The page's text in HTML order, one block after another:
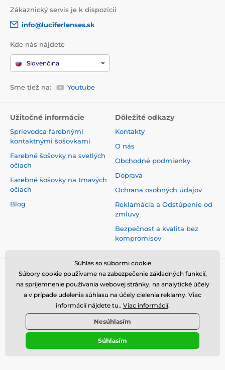
Zákaznický servis je k dispozícii
info@luciferlenses.sk
Kde nás nájdete
Slovenčina
Sme tiež na: Youtube
Užitočné informácie
Sprievodca farebnými
kontaktnými šošovkami
Farebné šošovky na svetlých
očiach
Farebné šošovky na tmavých
očiach
Blog
Dôležité odkazy
Kontakty
O nás
Obchodné podmienky
Doprava
Ochrana osobných údajov
Reklamácia a Odstúpenie od
zmluvy
Bezpečnosť a kvalita bez
kompromisov
Súhlas so súbormi cookie
Súbory cookie používame na zabezpečenie základných funkcií,
na spríjemnenie používania webovej stránky, na analytické účely
a v prípade udelenia súhlasu na účely cielenia reklamy. Viac
informácií nájdete tu.. Viac informácií.
Nesúhlasím
Súhlasím